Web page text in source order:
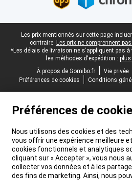
Pied-de-page légal
Les prix mentionnés sur cette page
contraire. Les prix ne comprennent
*Les délais de livraison ne s'appliquent pas
les méthodes d'expédition :
À propos de Gomibo.fr
Vie privée
Préférences de cookies
Conditions
Préférences de
Nous utilisons des cookies et des
vous offrir une expérience meilleure
cookies fonctionnels et analytiques
cliquant sur « Accepter », vous nous
collecter vos données et à les
des fins de marketing. Ainsi, nous